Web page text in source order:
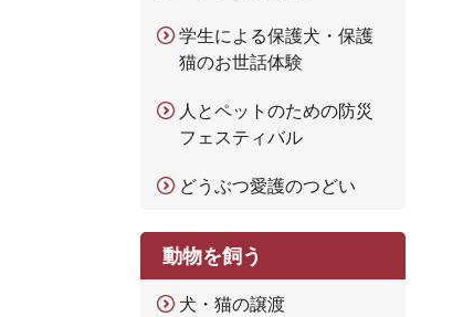
学生による保護犬・保護
猫のお世話体験
人とペットのための防災
フェスティバル
どうぶつ愛護のつどい
動物を飼う
犬・猫の譲渡